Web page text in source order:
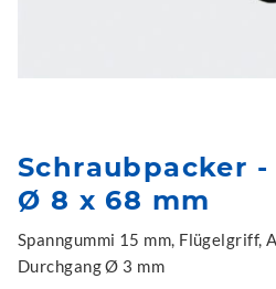
Schraubpacker
Ø 8 x 68 mm
Spanngummi 15 mm, Flügelgriff,
Durchgang Ø 3 mm